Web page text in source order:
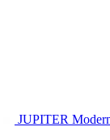
JUPITER